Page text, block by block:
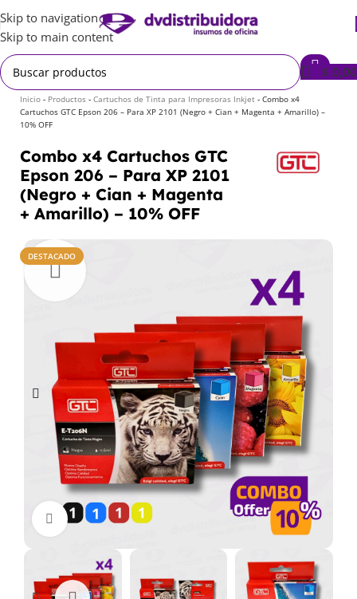
Skip to navigation
Skip to main content
$ 0,00
Inicio - Productos - Cartuchos de Tinta para Impresoras Inkjet - Combo x4
Cartuchos GTC Epson 206 – Para XP 2101 (Negro + Cian + Magenta + Amarillo) –
10% OFF
Combo x4 Cartuchos GTC
Epson 206 – Para XP 2101
(Negro + Cian + Magenta
+ Amarillo) – 10% OFF
DESTACADO
Clic para ampliar